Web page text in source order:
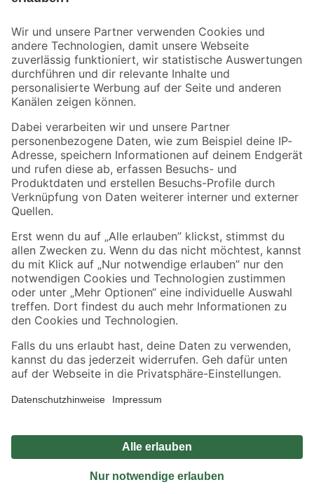
Der toom Newsletter: Keine Angebote und Aktionen mehr verpassen!
Zur Newsletter Anmeldung
Folge uns
Zahlungsarten Versandarten
Sicher einkaufen
Jetzt die toom-App herunterladen
Alle Preisangaben in EUR inkl. gesetzl. MwSt.. Die dargestellten Angebote sind unter
Umständen nicht in allen Märkten verfügbar. Die angegebenen Verfügbarkeiten beziehen
Produkte nur solange der Vorrat reicht.
*Paketversand ab 59 € versandkostenfrei, gilt nicht für Artikel mit Speditionsversand, hier
Privatsphäre Impressum
Nutzungsbedingungen
Widerrufsrecht
Vertrag widerrufen